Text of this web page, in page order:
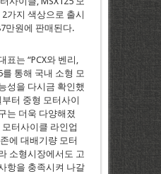
가지 색상으로 출시
만원에 판매된다.
는 “PCX와 벤리,
를 통해 국내 소형 모
성을 다시금 확인했
터 중형 모터사이
는 더욱 다양해졌
모터사이클 라인업
에 대배기량 모터
소형시장에서도 고
항을 충족시켜 나갈